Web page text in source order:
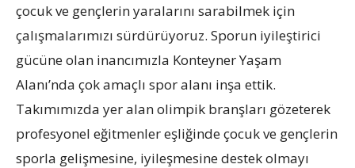
çocuk ve gençlerin yaralarını sarabilmek için
çalışmalarımızı sürdürüyoruz. Sporun iyileştirici
gücüne olan inancımızla Konteyner Yaşam
Alanı’nda çok amaçlı spor alanı inşa ettik.
Takımımızda yer alan olimpik branşları gözeterek
profesyonel eğitmenler eşliğinde çocuk ve gençlerin
sporla gelişmesine, iyileşmesine destek olmayı